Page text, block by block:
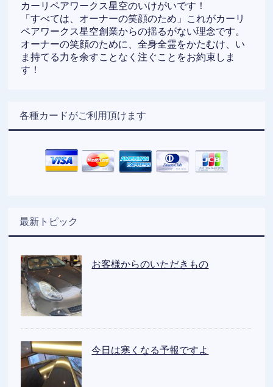
カーリペアワークス星空のいけがいです！
「すべては、オーナーの笑顔のため」これがカーリ
ペアワークス星空創業からの揺るがない理念です。
オーナーの笑顔のために、全身全霊をかたむけ、い
ま持てる力を余すことなく注ぐことをお約束しま
す！
各種カードがご利用頂けます
最新トピック
お客様からのいただきもの
今日は寒くなる予報ですよ